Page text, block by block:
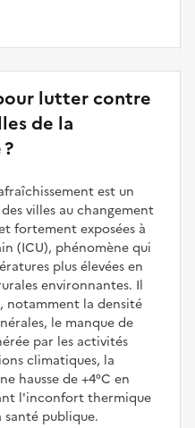
lutter contre
de la
est un
villes au changement
fortement exposées à
(ICU), phénomène qui
plus élevées en
environnantes. Il
notamment la densité
le manque de
par les activités
climatiques, la
hausse de +4°C en
l'inconfort thermique
santé publique.